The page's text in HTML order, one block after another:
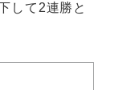
して2連勝と